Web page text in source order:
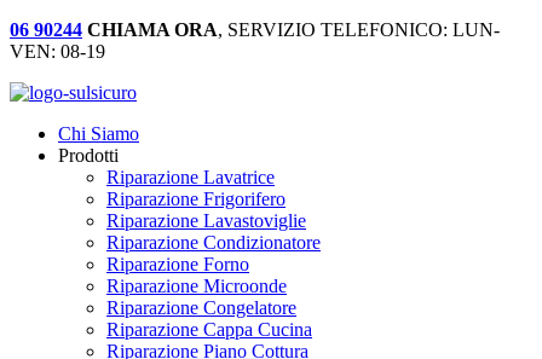
06 90244 CHIAMA ORA, SERVIZIO TELEFONICO: LUN-
VEN: 08-19
Chi Siamo
Prodotti
Riparazione Lavatrice
Riparazione Frigorifero
Riparazione Lavastoviglie
Riparazione Condizionatore
Riparazione Forno
Riparazione Microonde
Riparazione Congelatore
Riparazione Cappa Cucina
Riparazione Piano Cottura